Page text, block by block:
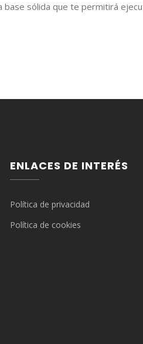
sólida que te permitirá
ENLACES DE INTERÉS
Política de privacidad
Política de cookies